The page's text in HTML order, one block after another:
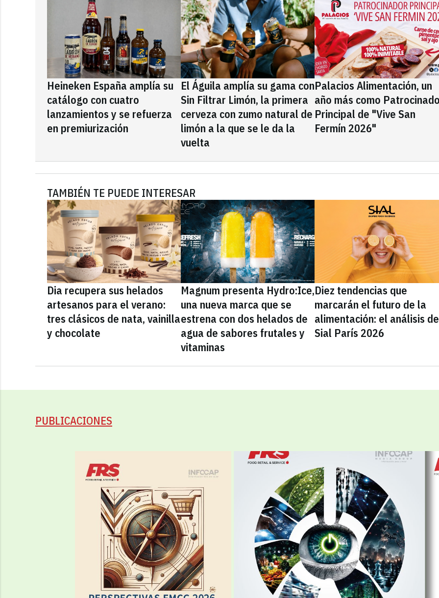
Heineken España amplía su
catálogo con cuatro
lanzamientos y se refuerza
en premiurización
El Águila amplía su gama con
Sin Filtrar Limón, la primera
cerveza con zumo natural de
limón a la que se le da la
vuelta
Palacios Alimentación, un
año más como
Principal de "Vive San
Fermín 2026"
TAMBIÉN TE PUEDE INTERESAR
Dia recupera sus helados
artesanos para el verano:
tres clásicos de nata, vainilla
y chocolate
Magnum presenta Hydro:Ice,
una nueva marca que se
estrena con dos helados de
agua de sabores frutales y
vitaminas
Diez tendencias que
marcarán el futuro de la
alimentación: el análisis de
Sial París 2026
PUBLICACIONES